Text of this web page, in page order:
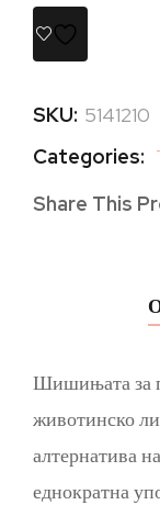
SKU: 5141210
Categories:
Share This
Шишињата за
животинско
алтернатива
еднократна